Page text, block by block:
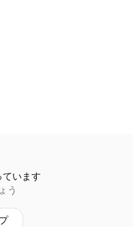
います
う